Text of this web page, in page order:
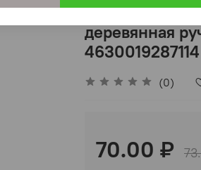
Кисть
деревянная
4630019287114
(0)
70.00 ₽